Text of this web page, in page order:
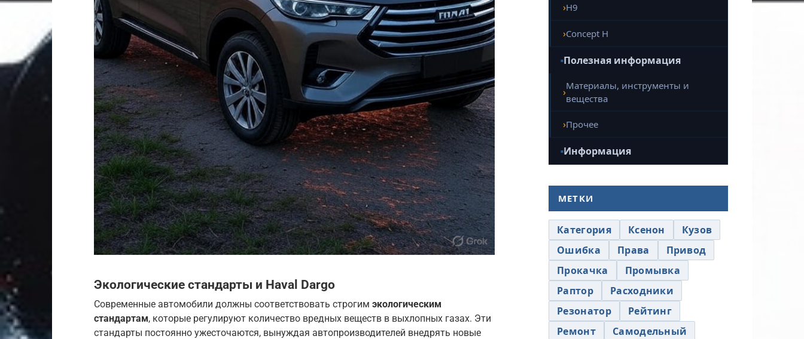
Экологические стандарты и Haval Dargo
Современные автомобили должны соответствовать строгим экологическим
стандартам, которые регулируют количество вредных веществ в выхлопных газах. Эти
стандарты постоянно ужесточаются, вынуждая автопроизводителей внедрять новые
H9
Concept H
Полезная информация
Материалы, инструменты и
вещества
Прочее
Информация
МЕТКИ
Категория Ксенон
Кузов
Ошибка
Права
Привод
Прокачка
Промывка
Раптор
Расходники
Резонатор
Рейтинг
Ремонт
Самодельный